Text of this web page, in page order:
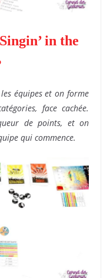
in the
équipes et on forme
face cachée.
de points, et on
qui commence.